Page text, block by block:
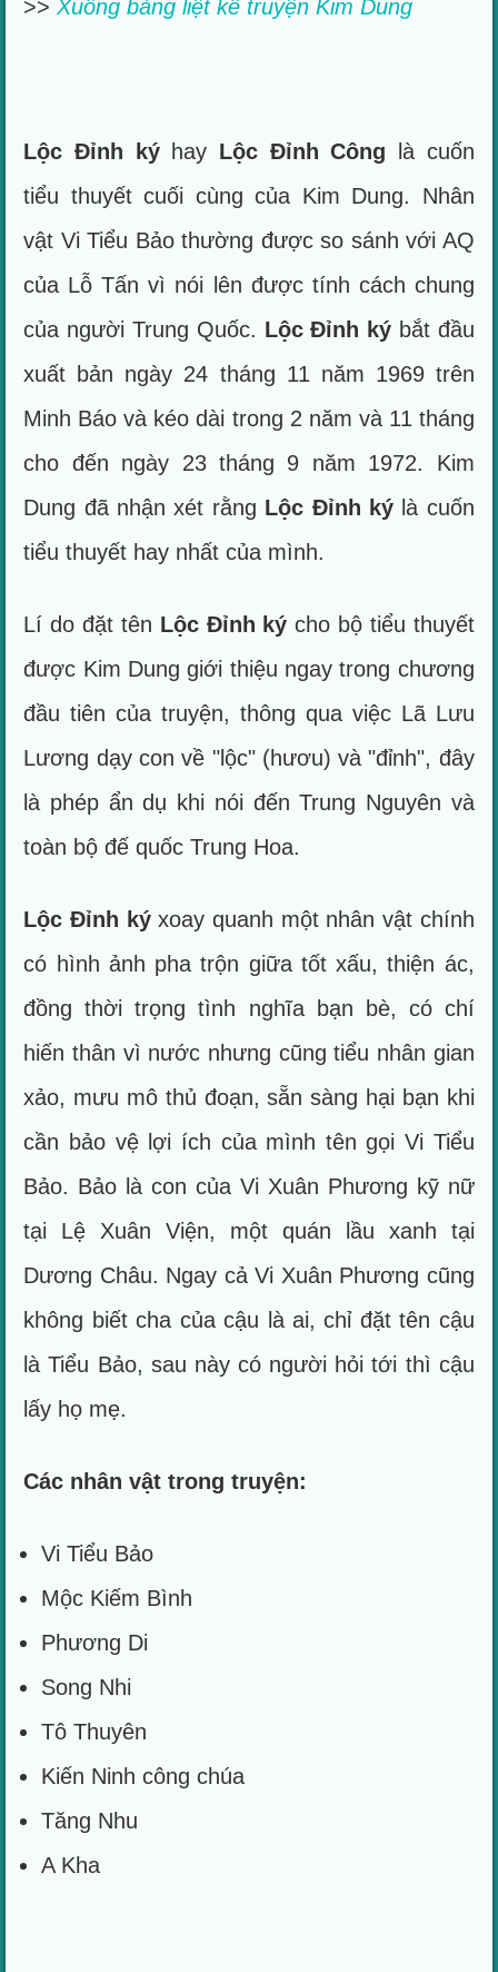
>>Xuống bảng liệt kê truyện Kim Dung
Lộc Đỉnh kýhay Lộc Đỉnh Công là cuốn
tiểu thuyết cuối cùng của Kim Dung. Nhân
vật Vi Tiểu Bảo thường được so sánh với AQ
của Lỗ Tấn vì nói lên được tính cách chung
của người Trung Quốc. Lộc Đỉnh ký bắt đầu
xuất bản ngày 24 tháng 11 năm 1969 trên
Minh Báo và kéo dài trong 2 năm và 11 tháng
cho đến ngày 23 tháng 9 năm 1972. Kim
Dung đã nhận xét rằng Lộc Đỉnh kýlà cuốn
tiểu thuyết hay nhất của mình.
Lí do đặt tên Lộc Đỉnh ký cho bộ tiểu thuyết
được Kim Dung giới thiệu ngay trong chương
đầu tiên của truyện, thông qua việc Lã Lưu
Lương dạy con về "lộc" (hươu) và "đỉnh", đây
là phép ẩn dụ khi nói đến Trung Nguyên và
toàn bộ đế quốc Trung Hoa.
Lộc Đỉnh kýxoay quanh một nhân vật chính
có hình ảnh pha trộn giữa tốt xấu, thiện ác,
đồng thời trọng tình nghĩa bạn bè, có chí
hiến thân vì nước nhưng cũng tiểu nhân gian
xảo, mưu mô thủ đoạn, sẵn sàng hại bạn khi
cần bảo vệ lợi ích của mình tên gọi Vi Tiểu
Bảo. Bảo là con của Vi Xuân Phương kỹ nữ
tại Lệ Xuân Viện, một quán lầu xanh tại
Dương Châu. Ngay cả Vi Xuân Phương cũng
không biết cha của cậu là ai, chỉ đặt tên cậu
là Tiểu Bảo, sau này có người hỏi tới thì cậu
lấy họ mẹ.
Các nhân vật trong truyện:
Vi Tiểu Bảo
Mộc Kiếm Bình
Phương Di
Song Nhi
Tô Thuyên
Kiến Ninh công chúa
Tăng Nhu
A Kha